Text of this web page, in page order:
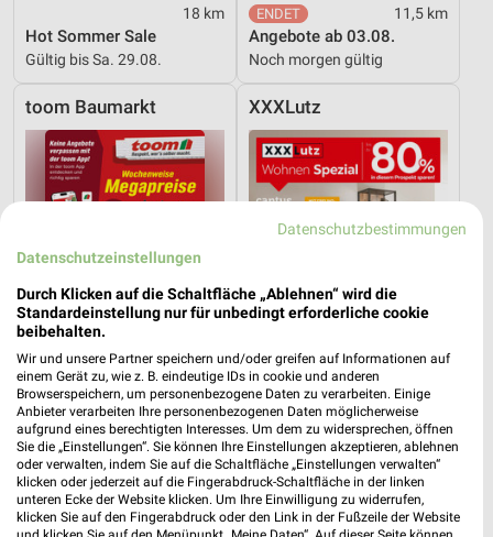
18 km
Hot Sommer Sale
Gültig bis Sa. 29.08.
11,5 km
Angebote ab 03.08.
Noch morgen gültig
toom Baumarkt
18,4 km
Angebote ab 01.08.
Noch heute gültig
XXXLutz
22,7 km
Wohnen Spezial
Gültig bis Fr. 14.08.
XXXLutz XXXLutz
Datenschutzbestimmungen
Datenschutzeinstellungen
Durch Klicken auf die Schaltfläche „Ablehnen“ wird die
Standardeinstellung nur für unbedingt erforderliche cookie
beibehalten.
Wir und unsere Partner speichern und/oder greifen auf Informationen auf
einem Gerät zu, wie z. B. eindeutige IDs in cookie und anderen
Browserspeichern, um personenbezogene Daten zu verarbeiten. Einige
Anbieter verarbeiten Ihre personenbezogenen Daten möglicherweise
aufgrund eines berechtigten Interesses. Um dem zu widersprechen, öffnen
Sie die „Einstellungen“. Sie können Ihre Einstellungen akzeptieren, ablehnen
oder verwalten, indem Sie auf die Schaltfläche „Einstellungen verwalten“
klicken oder jederzeit auf die Fingerabdruck-Schaltfläche in der linken
unteren Ecke der Website klicken. Um Ihre Einwilligung zu widerrufen,
klicken Sie auf den Fingerabdruck oder den Link in der Fußzeile der Website